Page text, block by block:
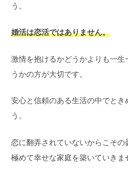
う。
婚活は恋活ではありません。
激情を抱けるかどうかよりも一
うかの方が大切です。
安心と信頼のある生活の中でとき
う。
恋に翻弄されていないからこそ
極めて幸せな家庭を築いていきま